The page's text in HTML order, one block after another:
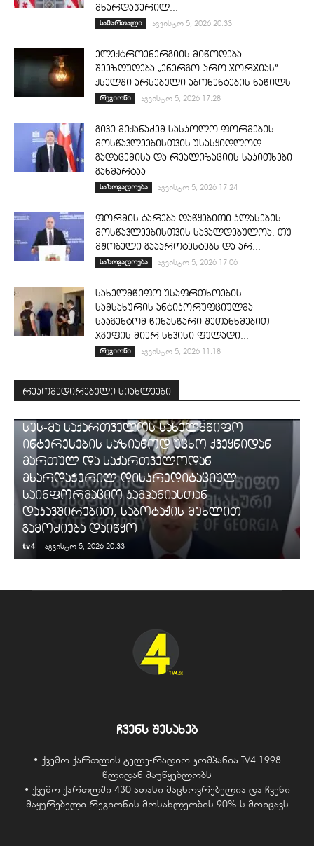
მხარდაჭერილ...
სამართალი აგვისტო 5, 2026 20:33
ელექტროენერგიის მიწოდება
შეეზღუდება „ენერგო-პრო ჯორჯიას“
ქსელში არსებული აბონენტების ნაწილს
რეგიონი აგვისტო 5, 2026 17:28
გივი მიქანაძემ სასკოლო ფორმების
მოსწავლეებისთვის უსასყიდლოდ
გადაცემისა და რეალიზაციის საკითხები
განმარტაა
საზოგადოება აგვისტო 5, 2026 17:24
ფორმის ტარება დაწყებითი კლასების
მოსწავლეებისთვის სავალდებულოა. თუ
მშობელი გააპროტესტებს და არ...
საზოგადოება აგვისტო 5, 2026 17:06
სახელმწიფო უსაფრთხოების
სამსახურის ანტიკორუფციულმა
სააგენტომ წინასწარი შეთანხმებით
ჯგუფის მიერ სხვისი ფულადი...
რეგიონი აგვისტო 5, 2026 11:18
რეკომედირებული სიახლეები
სუს-მა საქართველოს სახელმწიფო
ინტერესების საზიანოდ უცხო ქვეყნიდან
მართულ და საქართველოდან
მხარდაჭერილ დისკრედიტაციულ
საინფორმაციო კამპანიასთან
დაკავშირებით, საბოტაჟის მუხლით
გამოძიება დაიწყო
tv4 - აგვისტო 5, 2026 20:33
ჩვენს შესახებ
• ქვემო ქართლის ტელე-რადიო კომპანია TV4 1998
წლიდან მაუწყებლობს
• ქვემო ქართლში 430 ათასი მაცხოვრებელია და ჩვენი
მაყურებელი რეგიონის მოსახლეობის 90%-ს მოიცავს